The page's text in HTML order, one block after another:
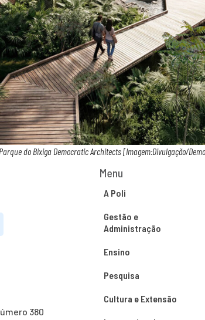
do Bixiga Democratic Architects [Imagem:Divulgação/
380
Menu
A Poli
Gestão e
Administração
Ensino
Pesquisa
Cultura e Extensão